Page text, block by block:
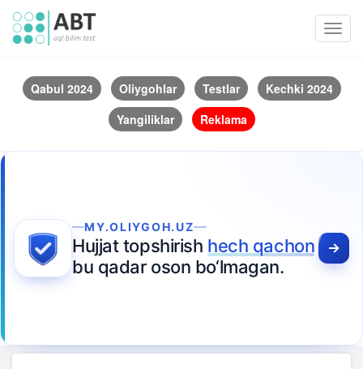
Qabul 2024 Oliygohlar Testlar
Kechki 2024
Yangiliklar
Reklama
MY.OLIYGOH.UZ
Hujjat topshirish hech qachon
bu qadar oson bo‘lmagan.